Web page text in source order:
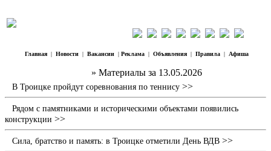
Главная | Новости | Вакансии | Реклама | Объявления | Правила | Афиша
» Материалы за 13.05.2026
В Троицке пройдут соревнования по теннису >>
Рядом с памятниками и историческими объектами появились
конструкции >>
Сила, братство и память: в Троицке отметили День ВДВ >>